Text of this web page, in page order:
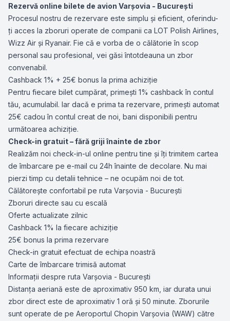
Rezervă online bilete de avion Varșovia - București
Procesul nostru de rezervare este simplu și eficient, oferindu-
ți acces la zboruri operate de companii ca LOT Polish Airlines,
Wizz Air și Ryanair. Fie că e vorba de o călătorie în scop
personal sau profesional, vei găsi întotdeauna un zbor
convenabil.
Cashback 1% + 25€ bonus la prima achiziție
Pentru fiecare bilet cumpărat, primești 1% cashback în contul
tău, acumulabil. Iar dacă e prima ta rezervare, primești automat
25€ cadou în contul creat de noi, bani disponibili pentru
următoarea achiziție.
Check-in gratuit – fără griji înainte de zbor
Realizăm noi check-in-ul online pentru tine și îți trimitem cartea
de îmbarcare pe e-mail cu 24h înainte de decolare. Nu mai
pierzi timp cu detalii tehnice – ne ocupăm noi de tot.
Călătorește confortabil pe ruta Varșovia - București
Zboruri directe sau cu escală
Oferte actualizate zilnic
Cashback 1% la fiecare achiziție
25€ bonus la prima rezervare
Check-in gratuit efectuat de echipa noastră
Carte de îmbarcare trimisă automat
Informații despre ruta Varșovia - București
Distanța aeriană este de aproximativ 950 km, iar durata unui
zbor direct este de aproximativ 1 oră și 50 minute. Zborurile
sunt operate de pe Aeroportul Chopin Varșovia (WAW) către